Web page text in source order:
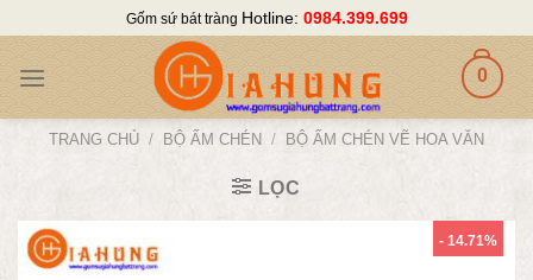
content
Gốm sứ bát tràng Hotline: 0984.399.699
0
TRANG CHỦ / BỘ ẤM CHÉN / BỘ ẤM CHÉN VẼ HOA VĂN
LỌC
- 14.71%